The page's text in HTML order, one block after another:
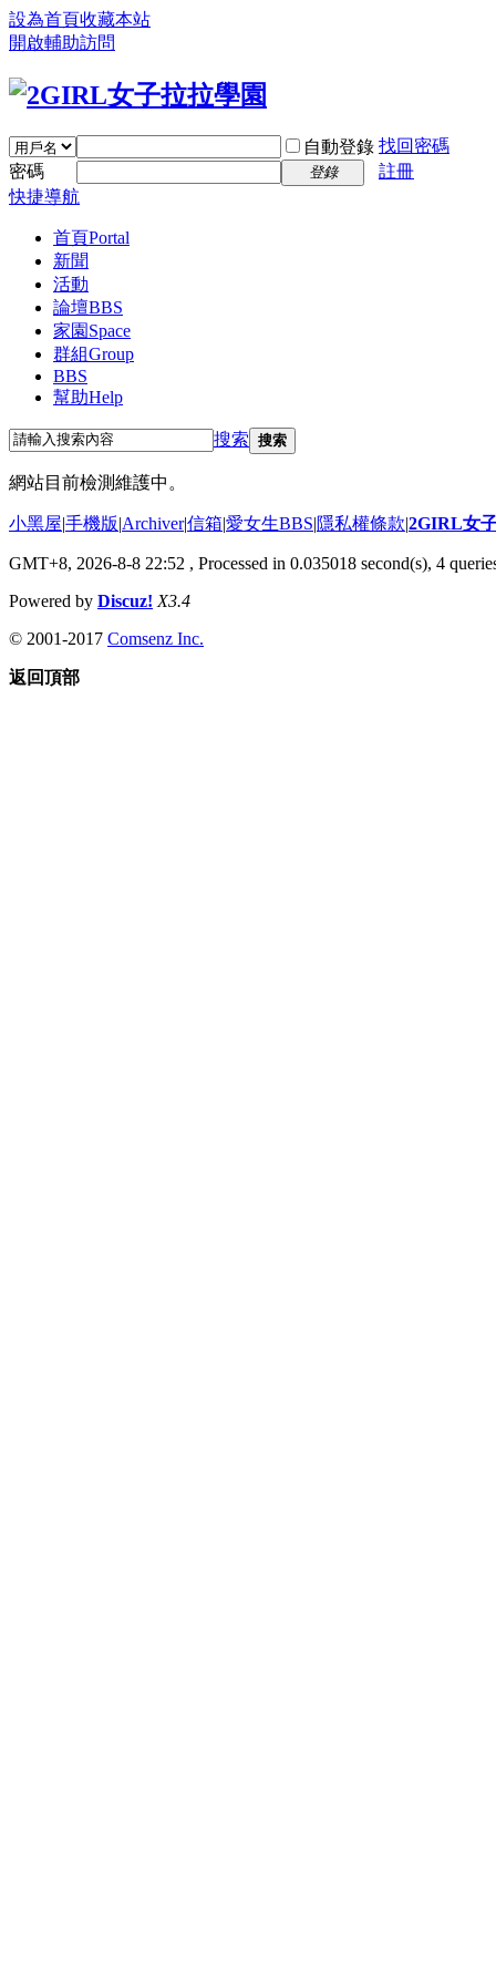
設為首頁收藏本站
開啟輔助訪問
自動登錄 找回密碼
密碼
登錄
註冊
快捷導航
首頁Portal
新聞
活動
論壇BBS
家園 Space
群組Group
BBS
幫助Help
搜索 搜索
網站目前檢測維護中。
小黑屋|手機版|Archiver|信箱|愛女生BBS|隱私權條款|2GIRL女
GMT+8, 2026-8-8 22:52 , Processed in 0.035018 second(s), 4
Powered by Discuz! X3.4
© 2001-2017 Comsenz Inc.
返回頂部